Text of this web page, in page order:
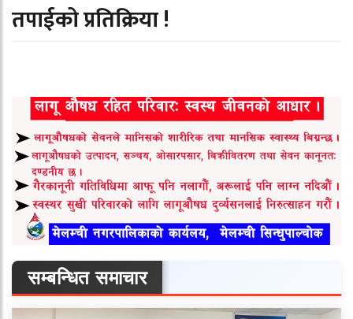
तपाईको प्रतिक्रिया !
सम्बन्धित समाचार